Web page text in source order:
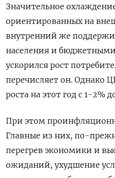
Значительное
ориентированных на
внутренний же
населения и
ускорился рост
перечисляет он. Однако
роста на этот год с 1-2%
При этом
Главные из них, по-
перегрев экономики и
ожиданий, ухудшение